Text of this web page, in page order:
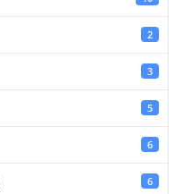
2
3
5
6
6